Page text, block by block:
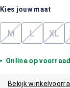
Kies jouw maat
M(Deze optie is
L(DezeXL
Online op voorraad
Bekijk